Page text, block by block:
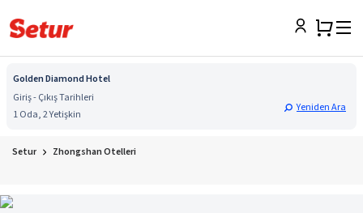
Golden Diamond Hotel
Giriş - Çıkış Tarihleri
1 Oda, 2 Yetişkin
Yeniden Ara
Setur Zhongshan Otelleri